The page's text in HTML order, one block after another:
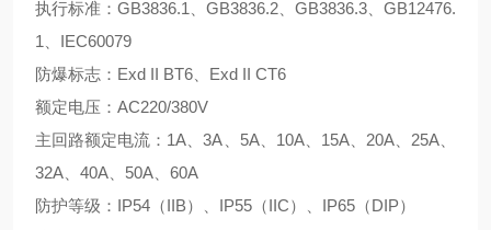
执行标准：GB3836.1、GB3836.2、GB3836.3、GB12476.
1、IEC60079
防爆标志：Exd II BT6、Exd II CT6
额定电压：AC220/380V
主回路额定电流：1A、3A、5A、10A、15A、20A、25A、
32A、40A、50A、60A
防护等级：IP54（IIB）、IP55（IIC）、IP65（DIP）